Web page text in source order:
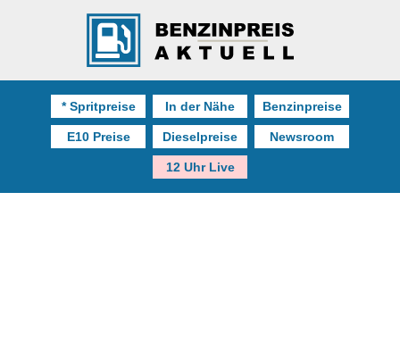
* Spritpreise In der Nähe Benzinpreise
E10 Preise Dieselpreise Newsroom
12 Uhr Live